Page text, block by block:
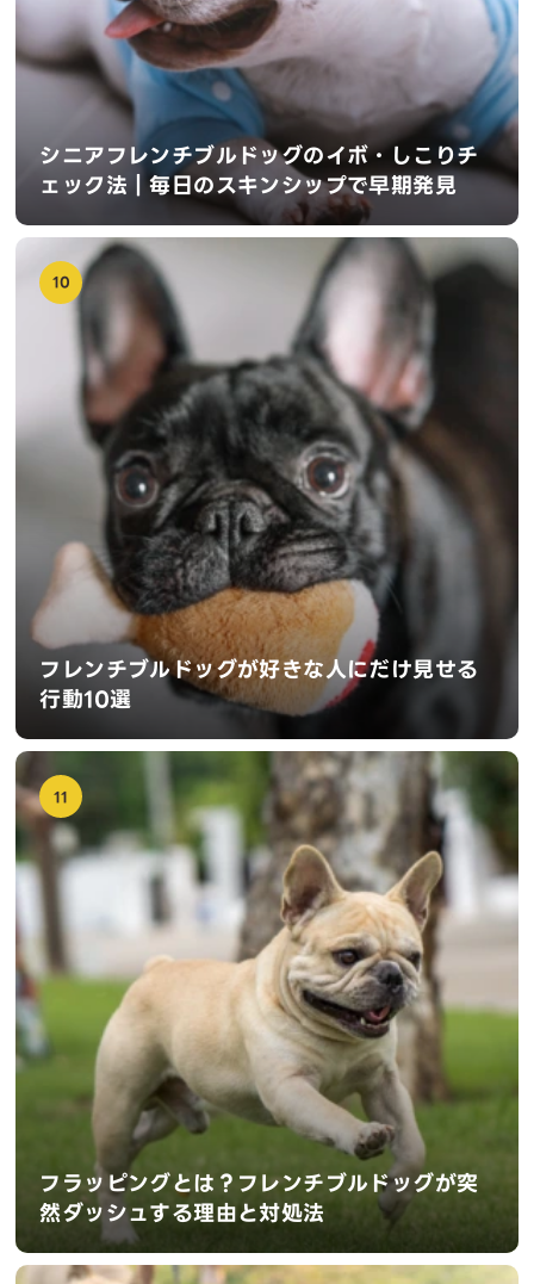
シニアフレンチブルドッグのイボ・しこりチ
ェック法｜毎日のスキンシップで早期発見
10
フレンチブルドッグが好きな人にだけ見せる
行動10選
11
フラッピングとは？フレンチブルドッグが突
然ダッシュする理由と対処法